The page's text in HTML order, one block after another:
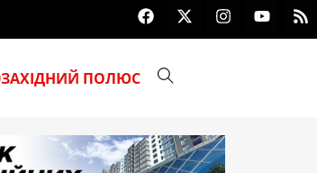
Внаслідок атаки на Київщину
F
a
c
X
-
t
r
I
n
s
m
Y
o
u
R
s
s
ЗАХІДНИЙ ПОЛЮС